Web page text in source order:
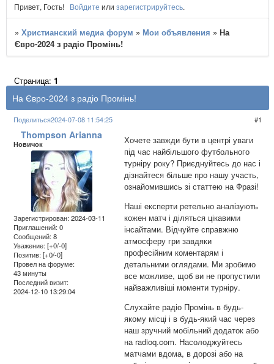
Привет, Гость! Войдите или зарегистрируйтесь.
»Христианский медиа форум » Мои объявления »На
Євро-2024 з радіо Промінь!
На Євро-2024 з радіо Промінь!
Страница:1
Поделиться 1
2024-07-08 11:54:25
Thompson Arianna
Новичок
Зарегистрирован: 2024-03-11
Приглашений:0
Сообщений:8
Уважение: [+0/-0]
Позитив: [+0/-0]
Провел на форуме:
43 минуты
Последний визит:
2024-12-10 13:29:04
Хочете завжди бути в центрі уваги
під час найбільшого футбольного
турніру року? Приєднуйтесь до нас і
дізнайтеся більше про нашу участь,
ознайомившись зі статтею на Фразі!
Наші експерти ретельно аналізують
кожен матч і діляться цікавими
інсайтами. Відчуйте справжню
атмосферу гри завдяки
професійним коментарям і
детальними оглядами. Ми зробимо
все можливе, щоб ви не пропустили
найважливіші моменти турніру.
Слухайте радіо Промінь в будь-
якому місці і в будь-який час через
наш зручний мобільний додаток або
на radioq.com. Насолоджуйтесь
матчами вдома, в дорозі або на